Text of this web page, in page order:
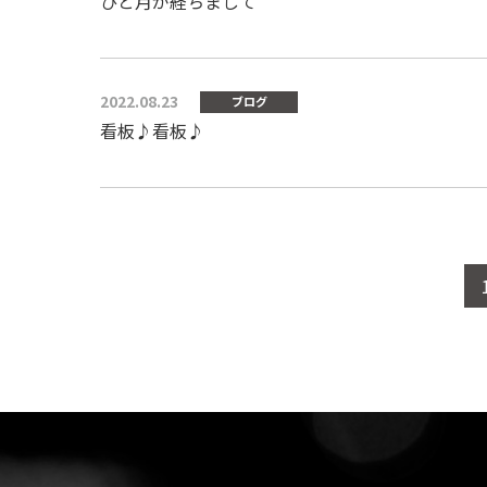
2022.08.23 ブログ
看板♪看板♪